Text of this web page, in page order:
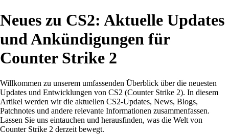
Neues zu CS2: Aktuelle Updates
und Ankündigungen für
Counter Strike 2
Willkommen zu unserem umfassenden Überblick über die neuesten
Updates und Entwicklungen von CS2 (Counter Strike 2). In diesem
Artikel werden wir die aktuellen CS2-Updates, News, Blogs,
Patchnotes und andere relevante Informationen zusammenfassen.
Lassen Sie uns eintauchen und herausfinden, was die Welt von
Counter Strike 2 derzeit bewegt.